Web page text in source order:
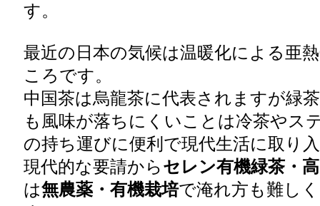
す。
最近の日本の気候は温暖化による亜
ころです。
中国茶は烏龍茶に代表されますが緑
も風味が落ちにくいことは冷茶やス
の持ち運びに便利で現代生活に取り
現代的な要請からセレン有機緑茶 ・
は無農薬・有機栽培で淹れ方も難し